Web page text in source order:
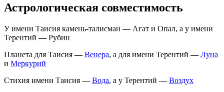
Астрологическая совместимость
У имени Таисия камень-талисман — Агат и Опал, а у имени
Терентий — Рубин
Планета для Таисия — Венера, а для имени Терентий — Луна
и Меркурий
Стихия имени Таисия — Вода, а у Терентий — Воздух